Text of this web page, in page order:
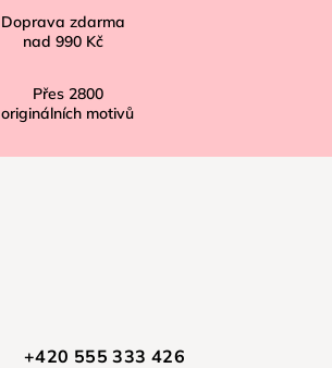
Doprava zdarma
nad 990 Kč
Přes 2800
originálních motivů
+420 555 333 426